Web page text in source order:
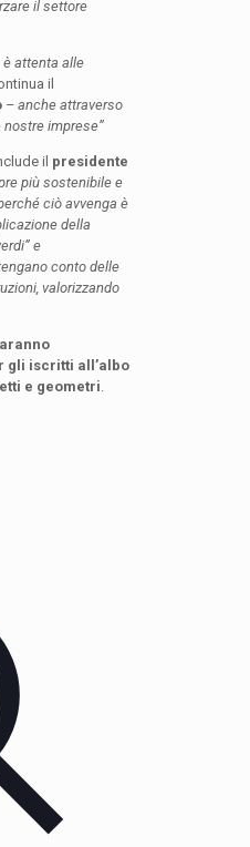
il settore
è attenta alle
il
– anche attraverso
imprese”
il presidente
più sostenibile e
ciò avvenga è
della
e
conto delle
valorizzando
gli iscritti all’albo
e geometri.